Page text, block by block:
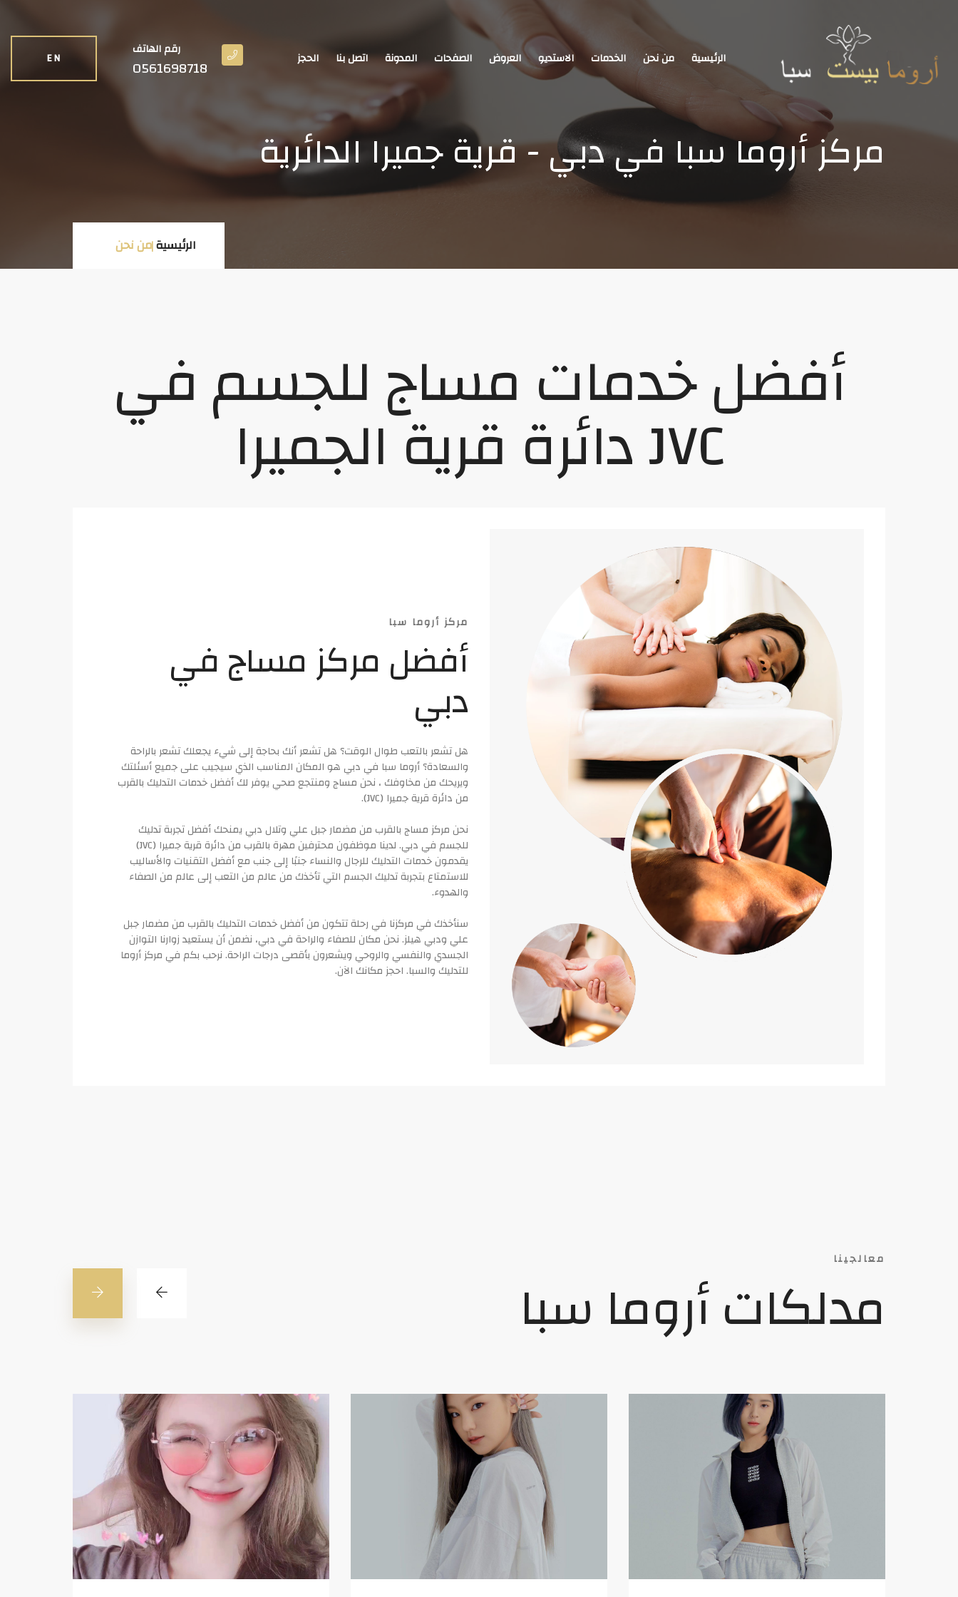
الرئيسية من نحن الخدمات الاستديو العروض الصفحات المدونة اتصل بنا الحجز رقم الهاتف
0561698718
EN
مركز أروما سبا في دبي - قرية جميرا الدائرية
الرئيسيةمن نحن
أفضل خدمات مساج للجسم في
دائرة قرية الجميرا JVC
مركز أروما سبا
أفضل مركز مساج في
دبي
هل تشعر بالتعب طوال الوقت؟ هل تشعر أنك بحاجة إلى شيء يجعلك تشعر بالراحة
والسعادة؟ أروما سبا في دبي هو المكان المناسب الذي سيجيب على جميع أسئلتك
ويريحك من مخاوفك ، نحن مساج ومنتجع صحي يوفر لك أفضل خدمات التدليك بالقرب
من دائرة قرية جميرا (JVC).
نحن مركز مساج بالقرب من مضمار جبل علي وتلال دبي يمنحك أفضل تجربة تدليك
للجسم في دبي. لدينا موظفون محترفين مهرة بالقرب من دائرة قرية جميرا (JVC)
يقدمون خدمات التدليك للرجال والنساء جنبًا إلى جنب مع أفضل التقنيات والأساليب
للاستمتاع بتجربة تدليك الجسم التي تأخذك من عالم من التعب إلى عالم من الصفاء
والهدوء.
سنأخذك في مركزنا في رحلة تتكون من أفضل خدمات التدليك بالقرب من مضمار جبل
علي ودبي هيلز. نحن مكان للصفاء والراحة في دبي، نضمن أن يستعيد زوارنا التوازن
الجسدي والنفسي والروحي ويشعرون بأقصى درجات الراحة. نرحب بكم في مركز أروما
للتدليك والسبا. احجز مكانك الآن.
معالجينا
مدلكات أروما سبا